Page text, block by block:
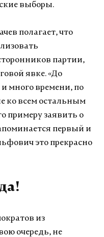
выборы.
полагает, что
партии,
явке. «До
много времени, по
ко всем остальным
примеру заявить о
первый и
это прекрасно
из
очередь, не